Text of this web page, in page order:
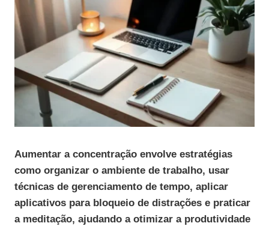
Aumentar a concentração envolve estratégias
como organizar o ambiente de trabalho, usar
técnicas de gerenciamento de tempo, aplicar
aplicativos para bloqueio de distrações e praticar
a meditação, ajudando a otimizar a produtividade